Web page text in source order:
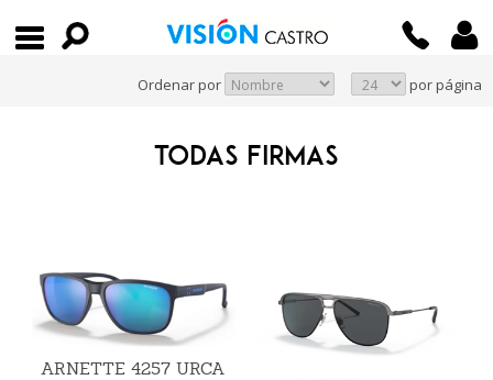
Ordenar por por página
TODAS FIRMAS
ARNETTE 4257 URCA